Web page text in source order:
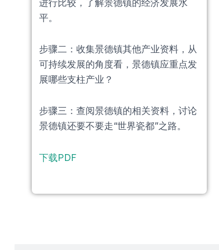
进行比较，了解景德镇的经济发展水
平。
步骤二：收集景德镇其他产业资料，从
可持续发展的角度看，景德镇应重点发
展哪些支柱产业？
步骤三：查阅景德镇的相关资料，讨论
景德镇还要不要走“世界瓷都”之路。
下载PDF